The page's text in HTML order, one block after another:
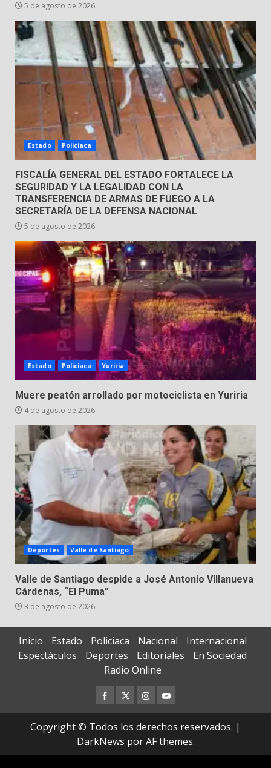
5
6
Emboscada a policías en Yuriria
31 de julio de 2026
Envía Gobierno de la Gente más
de 77 mil
30 de julio de 2026
5 de agosto de 2026
Estado Policiaca
FISCALÍA GENERAL DEL ESTADO FORTALECE LA
SEGURIDAD Y LA LEGALIDAD CON LA
TRANSFERENCIA DE ARMAS DE FUEGO A LA
SECRETARÍA DE LA DEFENSA NACIONAL
5 de agosto de 2026
Estado Policiaca Yuriria
Muere peatón arrollado por motociclista en Yuriria
4 de agosto de 2026
Deportes Valle de Santiago
Valle de Santiago despide a José Antonio Villanueva
Cárdenas, “El Puma”
3 de agosto de 2026
Inicio Estado Policiaca Nacional
Internacional
Espectáculos
Deportes Editoriales
En Sociedad
Radio Online
Facebook
TwitterInstagram
Youtube
Copyright © Todos los derechos reservados. |
DarkNews por AF themes.